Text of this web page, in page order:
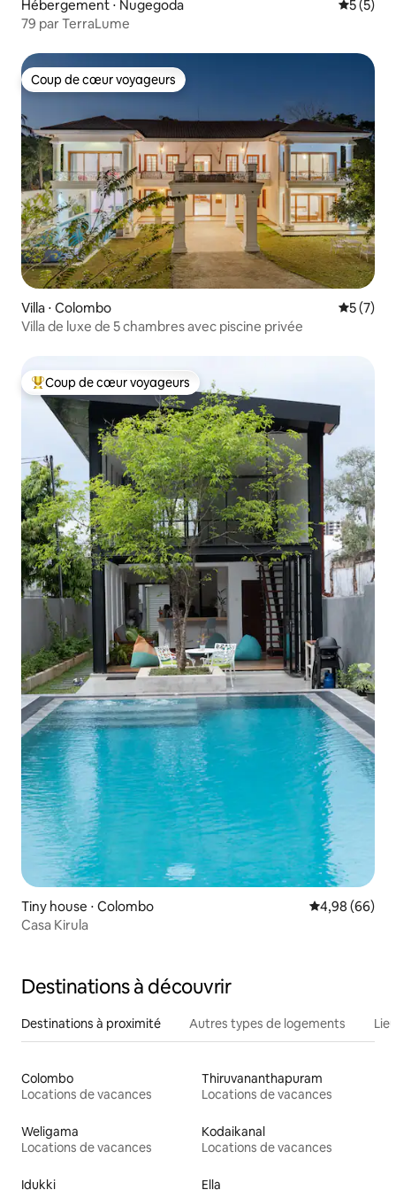
Hébergement ⋅ Nugegoda
5 (5)
79 par TerraLume
Coup de cœur voyageurs
Coup de cœur voyageurs
Villa ⋅ Colombo
5 (7)
Villa de luxe de 5 chambres avec piscine privée
Coups de cœur voyageurs les plus appréciés
Coup de cœur voyageurs
Tiny house ⋅ Colombo Évaluation
4,98 (66)
Casa Kirula
Destinations à découvrir
Destinations à proximité Autres types de logements
Colombo
Locations de vacances
Thiruvananthapuram
Locations de vacances
Weligama
Locations de vacances
Kodaikanal
Locations de vacances
Idukki Ella